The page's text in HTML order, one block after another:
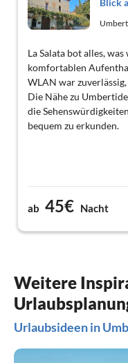
Blick
La Salata bot alles,
komfortablen
WLAN war
Die Nähe zu
die
bequem zu erkunden.
ab 45€ Nacht
Weitere
Urlaubsideen in